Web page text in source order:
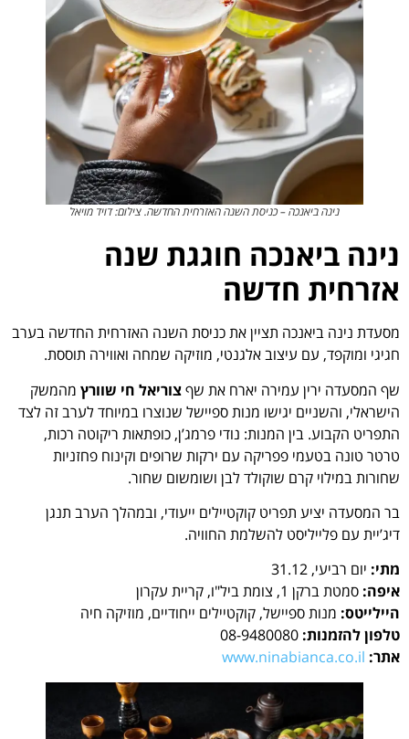
נינה ביאנכה – כניסת השנה האזרחית החדשה. צילום: דויד מויאל
נינה ביאנכה חוגגת שנה
אזרחית חדשה
מסעדת נינה ביאנכה תציין את כניסת השנה האזרחית החדשה בערב
חגיגי ומוקפד, עם עיצוב אלגנטי, מוזיקה שמחה ואווירה תוססת.
שף המסעדה ירין עמירה יארח את שףצוריאל חי שוורץ מהמשק
הישראלי, והשניים יגישו מנות ספיישל שנוצרו במיוחד לערב זה לצד
התפריט הקבוע. בין המנות: נודי פרמג’ן, כופתאות ריקוטה רכות,
טרטר טונה בטעמי פפריקה עם ירקות שרופים וקינוח פחזניות
שחורות במילוי קרם שוקולד לבן ושומשום שחור.
בר המסעדה יציע תפריט קוקטיילים ייעודי, ובמהלך הערב תנגן
דיג’יית עם פלייליסט להשלמת החוויה.
מתי: יום רביעי, 31.12
איפה: סמטת ברקן 1, צומת ביל"ו, קריית עקרון
היילייטס: מנות ספיישל, קוקטיילים ייחודיים, מוזיקה חיה
טלפון להזמנות:
אתר: www.ninabianca.co.il